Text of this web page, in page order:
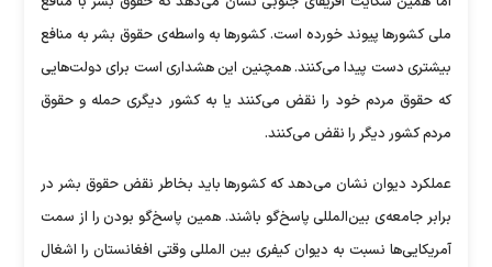
ملی کشور‌ها پیوند خورده است. کشور‌ها به واسطه‌ی حقوق بشر به منافع
بیشتری دست پیدا می‌کنند. همچنین این هشداری است برای دولت‌هایی
که حقوق مردم خود را نقض می‌کنند یا به کشور دیگری حمله و حقوق
مردم کشور دیگر را نقض می‌کنند.
عملکرد دیوان نشان می‌دهد که کشور‌ها باید بخاطر نقض حقوق بشر در
برابر جامعه‌ی بین‌المللی پاسخ‌گو باشند. همین پاسخ‌گو بودن را از سمت
آمریکایی‌ها نسبت به دیوان کیفری بین المللی وقتی افغانستان را اشغال